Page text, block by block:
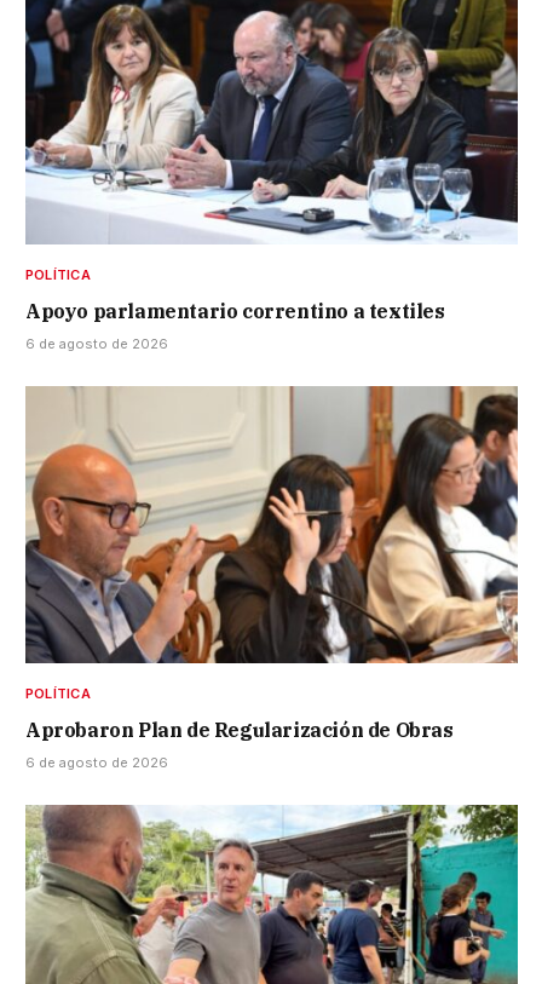
POLÍTICA
Apoyo parlamentario correntino a textiles
6 de agosto de 2026
POLÍTICA
Aprobaron Plan de Regularización de Obras
6 de agosto de 2026